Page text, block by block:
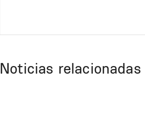
Noticias relacionadas